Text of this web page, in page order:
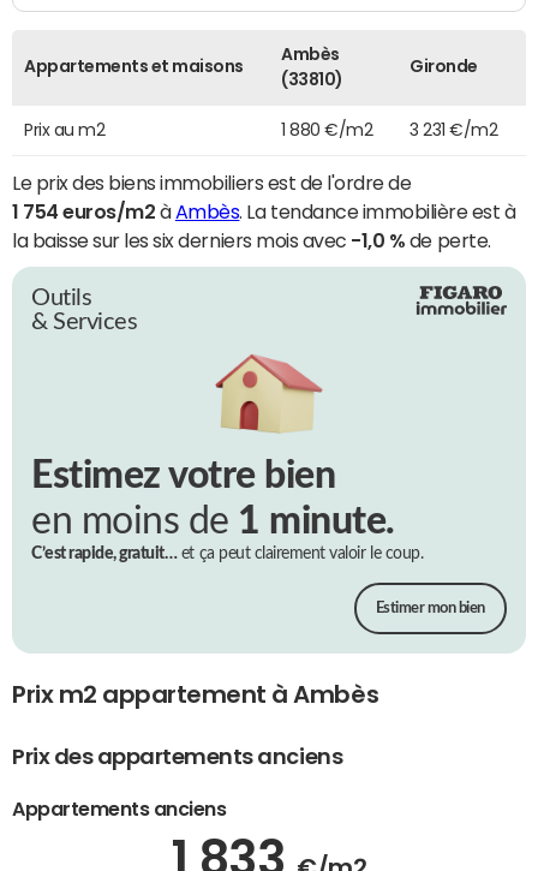
Appartements et maisons
Ambès
(33810)
Gironde
Prix au m2 1 880 €/m2 3 231 €/m2
Le prix des biens immobiliers est de l'ordre de
1 754 euros/m2 à Ambès. La tendance immobilière est à
la baisse sur les six derniers mois avec -1,0 % de perte.
Outils
& Services
Estimez votre bien
en moins de 1 minute.
C’est rapide, gratuit…et ça peut clairement valoir le coup.
Estimer mon bien
Prix m2 appartement à Ambès
Prix des appartements anciens
Appartements anciens
1 833